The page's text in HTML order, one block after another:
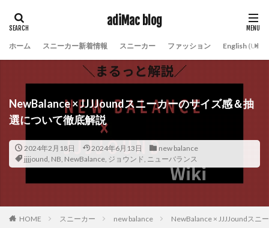
adiMac blog
ホーム スニーカー新着情報 スニーカー ファッション English (U.S.)
NewBalance × JJJJoundスニーカーのサイズ感＆抽
選について徹底解説
2024年2月18日 2024年6月13日
new balance
jjjjound, NB, NewBalance, ジョウンド, ニューバランス
HOME スニーカー new balance NewBalance × JJJJoundスニ
タグ
jjjjound NB NewBalance
ジョウンド